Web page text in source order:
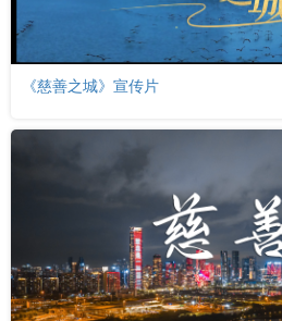
《慈善之城》宣传片